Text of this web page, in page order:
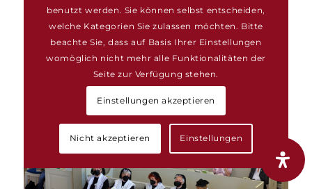
in Form einer musikalischen Andacht in der
Klosterkapelle stattfindende Johannissingen geht
ebenso auf die Wiederbelebung durch die Äbtissin
Lichte-Pfannkuche zurück. Johannes der Täufer ist seit
dem 10. Jahrhundert der Schutzpatron des Klosters
und der Stadtkirche.
benutzt werden. Sie können selbst entscheiden,
welche Kategorien Sie zulassen möchten. Bitte
beachte Sie, dass auf Basis Ihrer Einstellungen
womöglich nicht mehr alle Funktionalitäten der
Seite zur Verfügung stehen.
Einstellungen akzeptieren
Nicht akzeptieren Einstellungen